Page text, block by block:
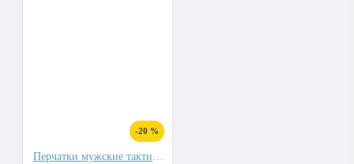
-20 %
Перчатки мужские тактические, подкладка плюш